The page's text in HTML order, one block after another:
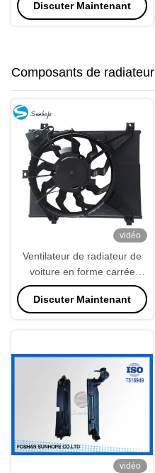
soudure
Discuter Maintenant
Composants de radiateur
vidéo
Ventilateur de radiateur de
voiture en forme carrée
PA66
Discuter Maintenant
vidéo